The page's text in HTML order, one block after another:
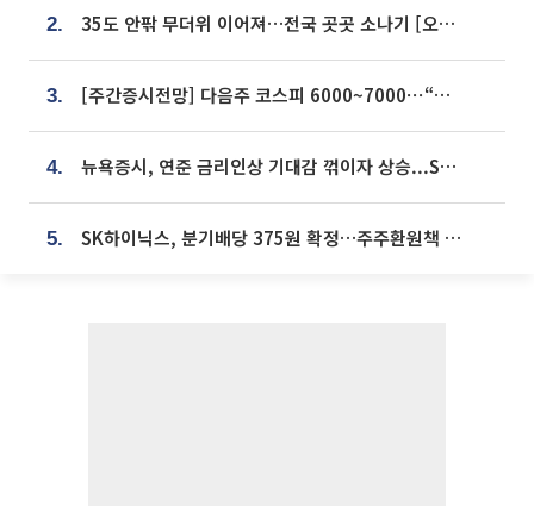
2. 35도 안팎 무더위 이어져…전국 곳곳 소나기 [오늘 날씨]
3. [주간증시전망] 다음주 코스피 6000~7000⋯“外人 수급은 정책이 변수”
4. 뉴욕증시, 연준 금리인상 기대감 꺾이자 상승...S&P500 사상 최고치 [종합]
5. SK하이닉스, 분기배당 375원 확정…주주환원책 9월로 앞당겨 발표